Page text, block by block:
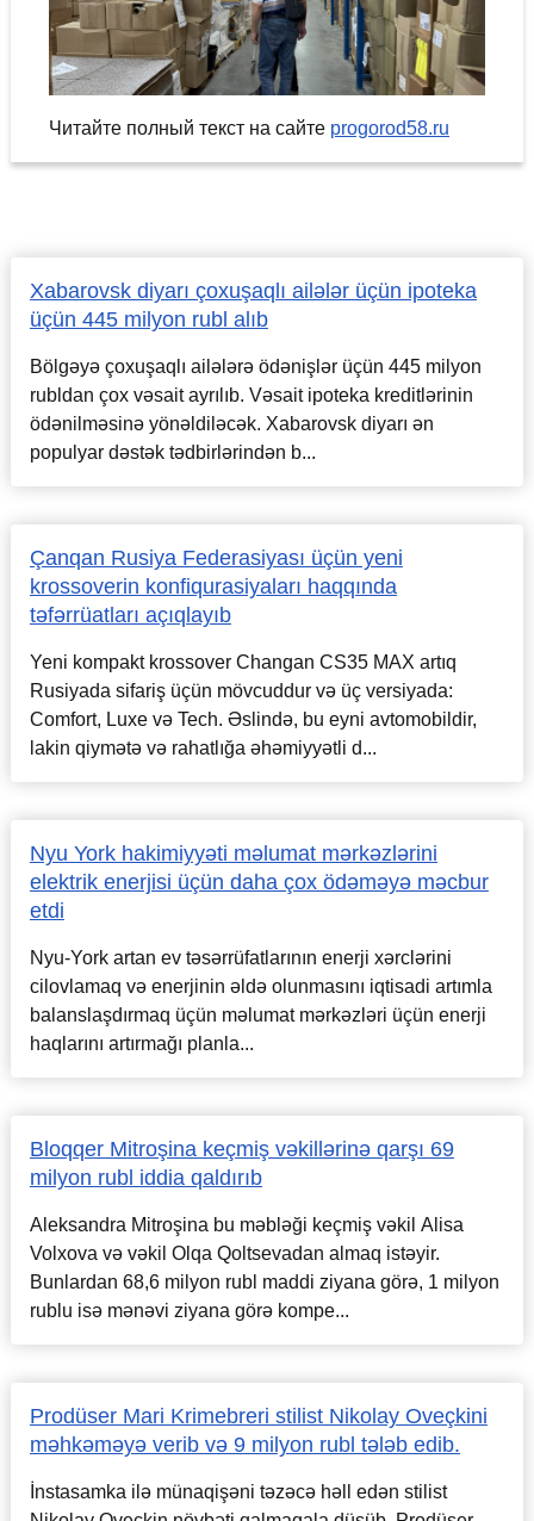
Читайте полный текст на сайте progorod58.ru
Xabarovsk diyarı çoxuşaqlı ailələr üçün ipoteka
üçün 445 milyon rubl alıb
Bölgəyə çoxuşaqlı ailələrə ödənişlər üçün 445 milyon
rubldan çox vəsait ayrılıb. Vəsait ipoteka kreditlərinin
ödənilməsinə yönəldiləcək. Xabarovsk diyarı ən
populyar dəstək tədbirlərindən b...
Çanqan Rusiya Federasiyası üçün yeni
krossoverin konfiqurasiyaları haqqında
təfərrüatları açıqlayıb
Yeni kompakt krossover Changan CS35 MAX artıq
Rusiyada sifariş üçün mövcuddur və üç versiyada:
Comfort, Luxe və Tech. Əslində, bu eyni avtomobildir,
lakin qiymətə və rahatlığa əhəmiyyətli d...
Nyu York hakimiyyəti məlumat mərkəzlərini
elektrik enerjisi üçün daha çox ödəməyə məcbur
etdi
Nyu-York artan ev təsərrüfatlarının enerji xərclərini
cilovlamaq və enerjinin əldə olunmasını iqtisadi artımla
balanslaşdırmaq üçün məlumat mərkəzləri üçün enerji
haqlarını artırmağı planla...
Bloqqer Mitroşina keçmiş vəkillərinə qarşı 69
milyon rubl iddia qaldırıb
Aleksandra Mitroşina bu məbləği keçmiş vəkil Alisa
Volxova və vəkil Olqa Qoltsevadan almaq istəyir.
Bunlardan 68,6 milyon rubl maddi ziyana görə, 1 milyon
rublu isə mənəvi ziyana görə kompe...
Prodüser Mari Krimebreri stilist Nikolay Oveçkini
məhkəməyə verib və 9 milyon rubl tələb edib.
İnstasamka ilə münaqişəni təzəcə həll edən stilist